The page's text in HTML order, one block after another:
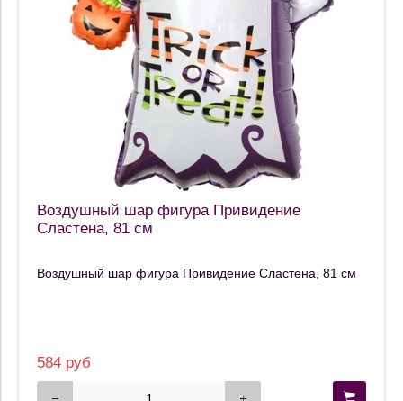
Воздушный шар фигура Привидение
Сластена, 81 см
Воздушный шар фигура Привидение Сластена, 81 см
584 руб